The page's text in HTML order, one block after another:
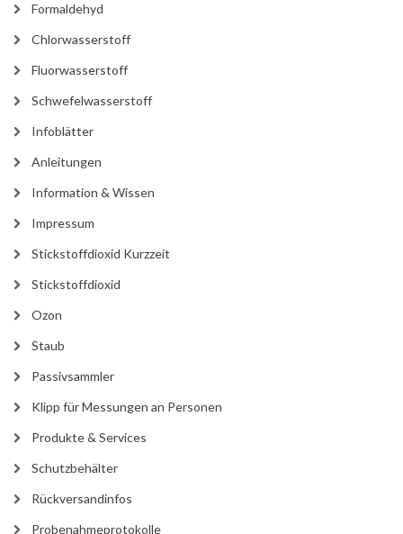
Formaldehyd
Chlorwasserstoff
Fluorwasserstoff
Schwefelwasserstoff
Infoblätter
Anleitungen
Information & Wissen
Impressum
Stickstoffdioxid Kurzzeit
Stickstoffdioxid
Ozon
Staub
Passivsammler
Klipp für Messungen an Personen
Produkte & Services
Schutzbehälter
Rückversandinfos
Probenahmeprotokolle